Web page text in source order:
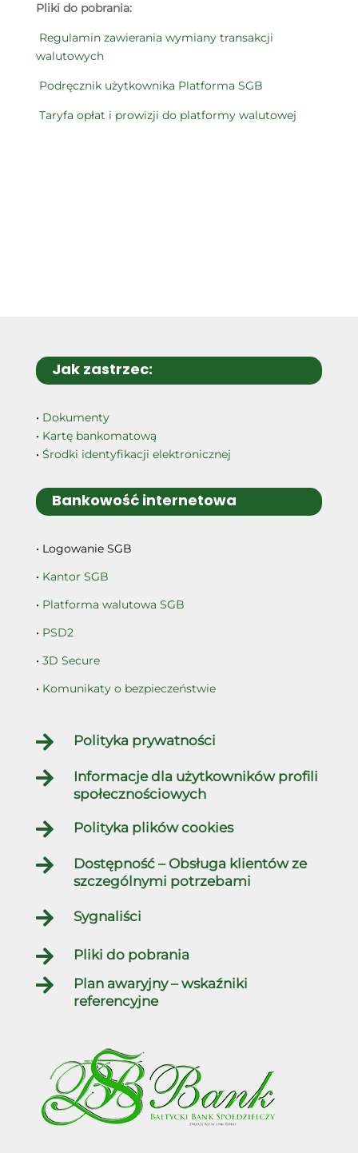
Pliki do pobrania:
Regulamin zawierania wymiany transakcji
walutowych
Podręcznik użytkownika Platforma SGB
Taryfa opłat i prowizji do platformy walutowej
Jak zastrzec:
• Dokumenty
• Kartę bankomatową
• Środki identyfikacji elektronicznej
Bankowość internetowa
• Logowanie SGB
• Kantor SGB
• Platforma walutowa SGB
• PSD2
• 3D Secure
• Komunikaty o bezpieczeństwie
 Polityka prywatności

Informacje dla użytkowników profili
społecznościowych
 Polityka plików cookies

Dostępność – Obsługa klientów ze
szczególnymi potrzebami
 Sygnaliści
 Pliki do pobrania

Plan awaryjny – wskaźniki
referencyjne